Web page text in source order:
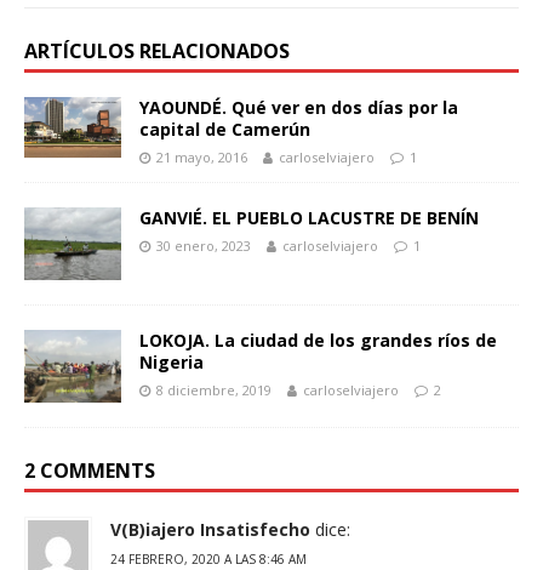
ARTÍCULOS RELACIONADOS
YAOUNDÉ. Qué ver en dos días por la
capital de Camerún
21 mayo, 2016 carloselviajero 1
GANVIÉ. EL PUEBLO LACUSTRE DE BENÍN
30 enero, 2023 carloselviajero 1
LOKOJA. La ciudad de los grandes ríos de
Nigeria
8 diciembre, 2019 carloselviajero 2
2 COMMENTS
V(B)iajero Insatisfecho dice:
24 FEBRERO, 2020 A LAS 8:46 AM